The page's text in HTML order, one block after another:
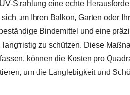
Strahlung eine echte
um Ihren Balkon, Garten oder
Bindemittel und eine
zu schützen. Diese
können die Kosten pro
um die Langlebigkeit und